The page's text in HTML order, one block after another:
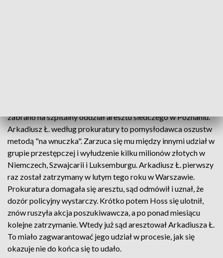
zabrano na szpitalny oddział aresztu śledczego w Poznaniu.
Arkadiusz Ł. według prokuratury to pomysłodawca oszustw
metodą "na wnuczka". Zarzuca się mu między innymi udział w
grupie przestępczej i wyłudzenie kilku milionów złotych w
Niemczech, Szwajcarii i Luksemburgu. Arkadiusz Ł. pierwszy
raz został zatrzymany w lutym tego roku w Warszawie.
Prokuratura domagała się aresztu, sąd odmówił i uznał, że
dozór policyjny wystarczy. Krótko potem Hoss się ulotnił,
znów ruszyła akcja poszukiwawcza, a po ponad miesiącu
kolejne zatrzymanie. Wtedy już sąd aresztował Arkadiusza Ł.
To miało zagwarantować jego udział w procesie, jak się
okazuje nie do końca się to udało.